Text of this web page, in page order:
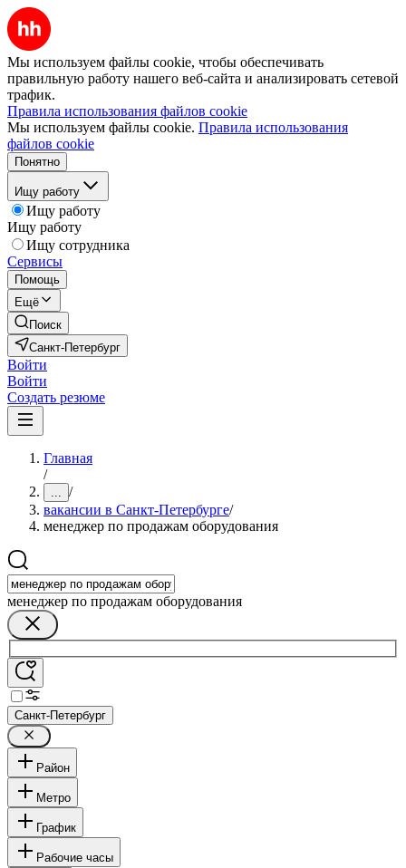
Мы используем файлы cookie, чтобы обеспечивать
правильную работу нашего веб-сайта и анализировать сетевой
трафик.
Правила использования файлов cookie
Мы используем файлы cookie. Правила использования
файлов cookie
Понятно
Ищу работу
Ищу работу
Ищу работу
Ищу сотрудника
Сервисы
Помощь
Ещё
Поиск
Санкт-Петербург
Войти
Войти
Создать резюме
Главная
/
... /
вакансии в Санкт-Петербурге/
менеджер по продажам оборудования
менеджер по продажам оборудования
Санкт-Петербург
Район
Метро
График
Рабочие часы